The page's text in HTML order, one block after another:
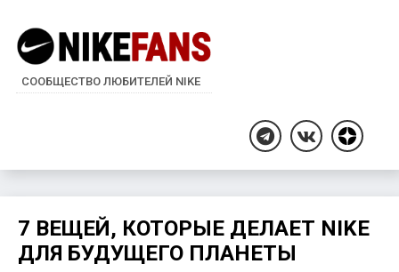
СООБЩЕСТВО ЛЮБИТЕЛЕЙ NIKE
TelegramВКонтакте
Дзен
7 ВЕЩЕЙ, КОТОРЫЕ ДЕЛАЕТ NIKE
ДЛЯ БУДУЩЕГО ПЛАНЕТЫ